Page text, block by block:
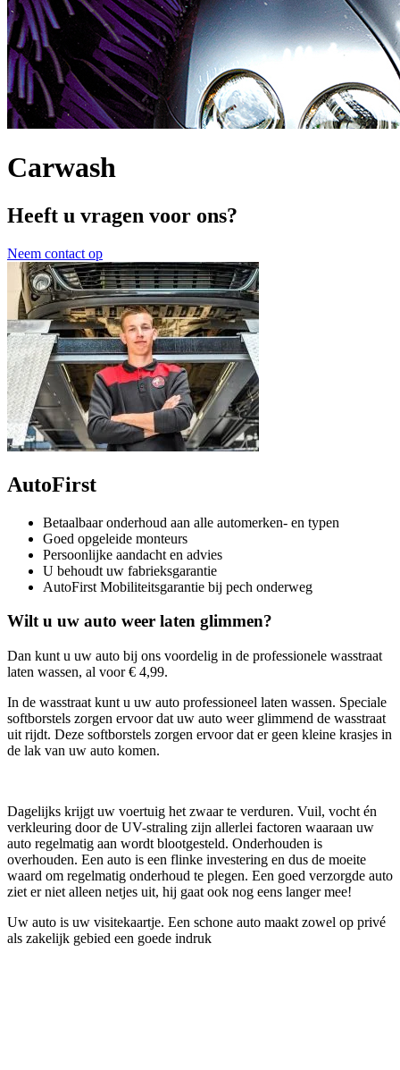
Carwash
Heeft u vragen voor ons?
Neem contact op
AutoFirst
Betaalbaar onderhoud aan alle automerken- en typen
Goed opgeleide monteurs
Persoonlijke aandacht en advies
U behoudt uw fabrieksgarantie
AutoFirst Mobiliteitsgarantie bij pech onderweg
Wilt u uw auto weer laten glimmen?
Dan kunt u uw auto bij ons voordelig in de professionele wasstraat
laten wassen, al voor € 4,99.
In de wasstraat kunt u uw auto professioneel laten wassen. Speciale
softborstels zorgen ervoor dat uw auto weer glimmend de wasstraat
uit rijdt. Deze softborstels zorgen ervoor dat er geen kleine krasjes in
de lak van uw auto komen.
Dagelijks krijgt uw voertuig het zwaar te verduren. Vuil, vocht én
verkleuring door de UV-straling zijn allerlei factoren waaraan uw
auto regelmatig aan wordt blootgesteld. Onderhouden is
overhouden. Een auto is een flinke investering en dus de moeite
waard om regelmatig onderhoud te plegen. Een goed verzorgde auto
ziet er niet alleen netjes uit, hij gaat ook nog eens langer mee!
Uw auto is uw visitekaartje. Een schone auto maakt zowel op privé
als zakelijk gebied een goede indruk